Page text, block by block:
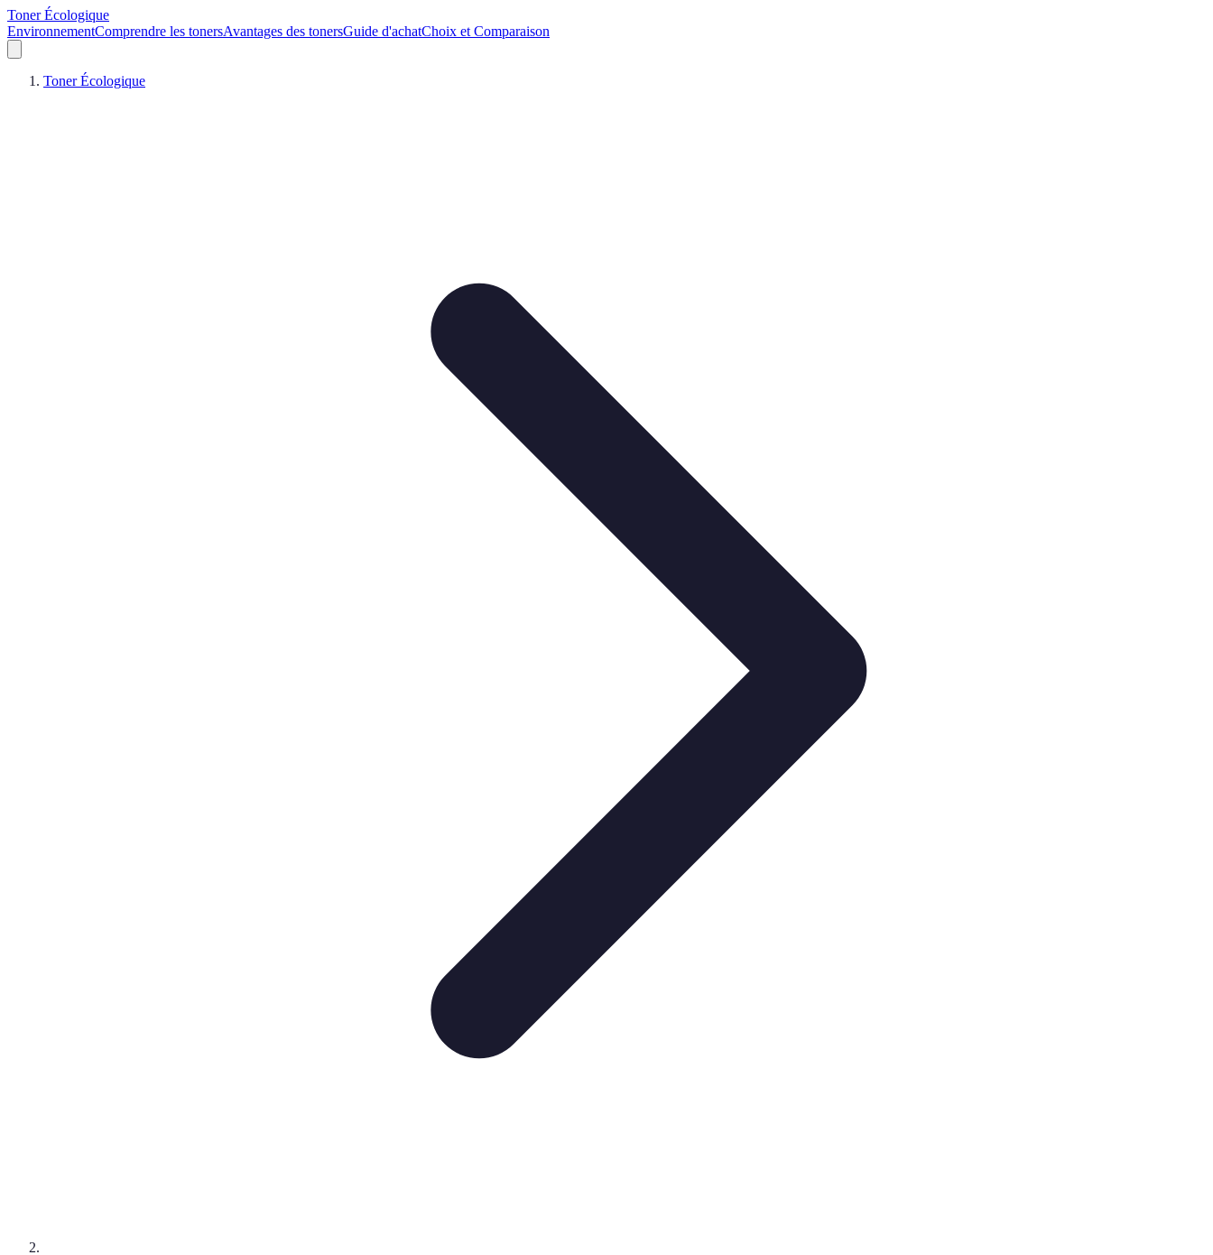
Toner Écologique
EnvironnementComprendre les tonersAvantages des tonersGuide d'achatChoix et Comparaison
Toner Écologique